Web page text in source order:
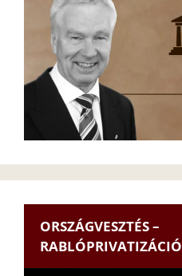
ORSZÁGVESZTÉS –
RABLÓPRIVATIZÁCIÓ